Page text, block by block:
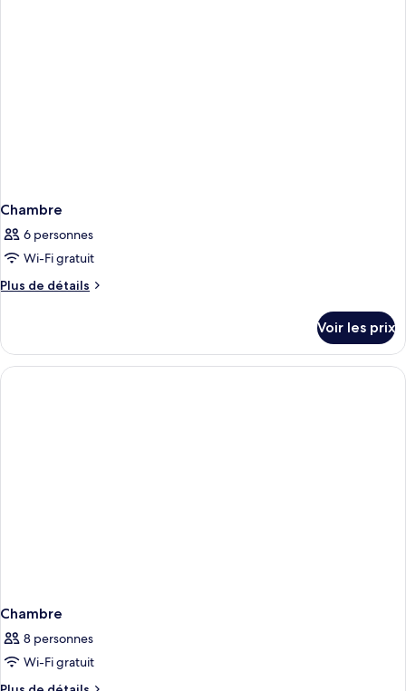
Chambre
6 personnes
Wi-Fi gratuit
Plus de détails
Plus
le
type
de
Voir les prix
Chambre
8 personnes
Wi-Fi gratuit